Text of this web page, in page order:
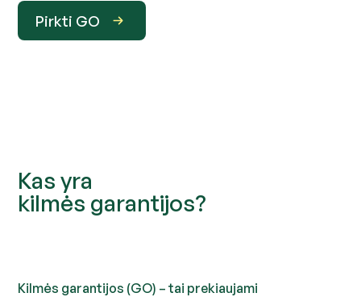
Pirkti GO
Kas yra
kilmės garantijos?
Kilmės garantijos (GO) – tai prekiaujami